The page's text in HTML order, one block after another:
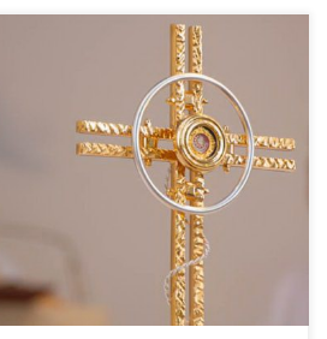
miejsce uroczyste wprowadzenie
do parafii pw. Świętego Ducha w
oraz homilię wygłosił
Krzysztof Wętkowski. W
bp Wętkowski podkreślił, że
uczniów przez codzienność. W